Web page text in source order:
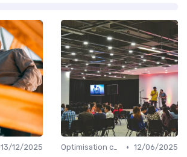
13/12/2025
Optimisation coûts • 12/06/2025